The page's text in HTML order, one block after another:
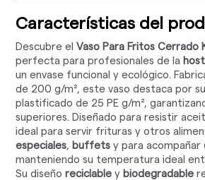
Características del
Descubre elVaso Para Fritos Cerrado
perfecta para profesionales de la
un envase funcional y ecológico.
de 200 g/m², este vaso destaca por
plastificado de 25 PE g/m²,
superiores. Diseñado para resistir
ideal para servir frituras y otros
especiales, buffets y para acompañar
manteniendo su temperatura ideal
Su diseñoreciclable y biodegradable